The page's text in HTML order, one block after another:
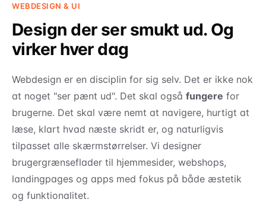
WEBDESIGN & UI
Design der ser smukt ud. Og
virker hver dag
Webdesign er en disciplin for sig selv. Det er ikke nok
at noget "ser pænt ud". Det skal også fungere for
brugerne. Det skal være nemt at navigere, hurtigt at
læse, klart hvad næste skridt er, og naturligvis
tilpasset alle skærmstørrelser. Vi designer
brugergrænseflader til hjemmesider, webshops,
landingpages og apps med fokus på både æstetik
og funktionalitet.